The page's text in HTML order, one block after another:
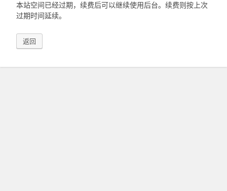
本站空间已经过期，续费后可以继续使用后台。续费则按上次
过期时间延续。
返回